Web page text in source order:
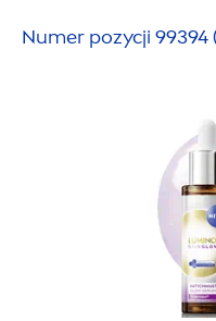
Numer pozycji 99394